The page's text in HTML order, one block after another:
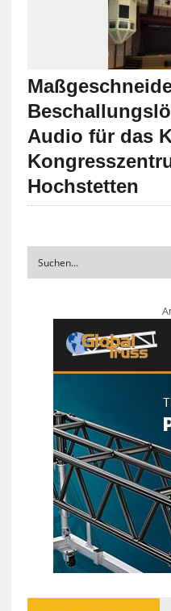
Audio für das
Hochstetten